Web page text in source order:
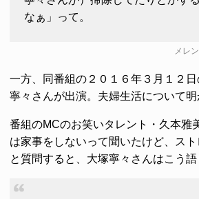
なぁ」って。
メレ
一方、同番組の２０１６年３月１２
寧々さんが出演。夫婦生活について明
番組のMCのお笑いタレント・久本雅
は家事をしないって聞いたけど、スト
と質問すると、大塚寧々さんはこう語